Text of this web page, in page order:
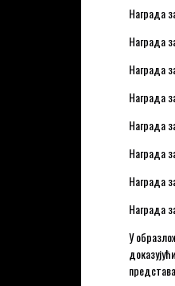
Награда
Награда
Награда
Награда
Награда
Награда
Награда
Награда
У